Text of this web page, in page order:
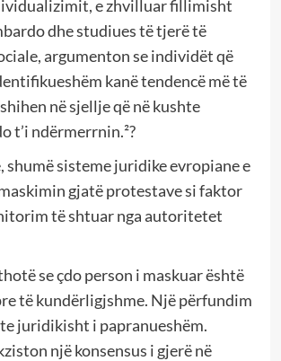
e zhvilluar fillimisht
dhe studiues të tjerë të
argumenton se individët që
kanë tendencë më të
në sjellje që në kushte
t’i ndërmerrnin.²?
shumë sisteme juridike evropiane e
gjatë protestave si faktor
të shtuar nga autoritetet
se çdo person i maskuar është
të kundërligjshme. Një përfundim
juridikisht i papranueshëm.
një konsensus i gjerë në